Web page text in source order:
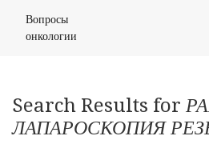
Вопросы
онкологии
Search Results for
ЛАПАРОСКОПИЯ